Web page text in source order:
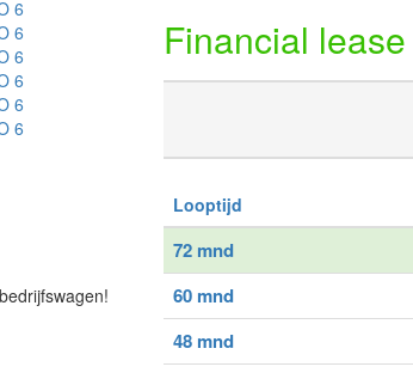
Financial lease
Looptijd
72 mnd
60 mnd
48 mnd